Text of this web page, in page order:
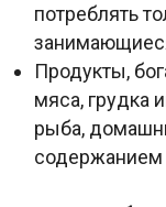
потреблять
Продукты,
мяса, грудка
рыба,
содержанием